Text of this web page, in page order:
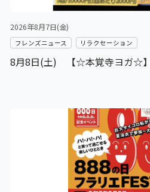
2026年8月7日(金)
フレンズニュース リラクセーション
8月8日(土) 【☆本覚寺ヨガ☆】